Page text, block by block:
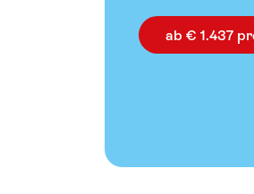
ab € 1.437